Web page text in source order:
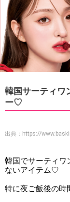
韓国サーティワ
ー♡
出典： https://
韓国でサーティワ
ないアイテム♡
特に夜ご飯後の時